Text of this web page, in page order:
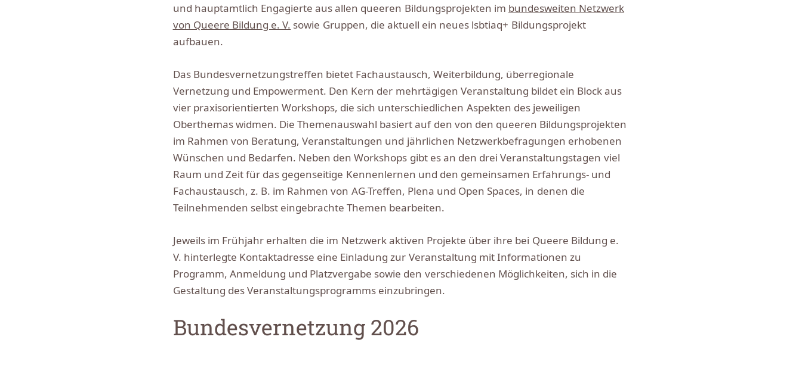
und hauptamtlich Engagierte aus allen queeren Bildungsprojekten im bundesweiten Netzwerk
von Queere Bildung e. V. sowie Gruppen, die aktuell ein neues lsbtiaq+ Bildungsprojekt
aufbauen.
Das Bundesvernetzungstreffen bietet Fachaustausch, Weiterbildung, überregionale
Vernetzung und Empowerment. Den Kern der mehrtägigen Veranstaltung bildet ein Block aus
vier praxisorientierten Workshops, die sich unterschiedlichen Aspekten des jeweiligen
Oberthemas widmen. Die Themenauswahl basiert auf den von den queeren Bildungsprojekten
im Rahmen von Beratung, Veranstaltungen und jährlichen Netzwerkbefragungen erhobenen
Wünschen und Bedarfen. Neben den Workshops gibt es an den drei Veranstaltungstagen viel
Raum und Zeit für das gegenseitige Kennenlernen und den gemeinsamen Erfahrungs- und
Fachaustausch, z. B. im Rahmen von AG-Treffen, Plena und Open Spaces, in denen die
Teilnehmenden selbst eingebrachte Themen bearbeiten.
Jeweils im Frühjahr erhalten die im Netzwerk aktiven Projekte über ihre bei Queere Bildung e.
V. hinterlegte Kontaktadresse eine Einladung zur Veranstaltung mit Informationen zu
Programm, Anmeldung und Platzvergabe sowie den verschiedenen Möglichkeiten, sich in die
Gestaltung des Veranstaltungsprogramms einzubringen.
Bundesvernetzung 2026